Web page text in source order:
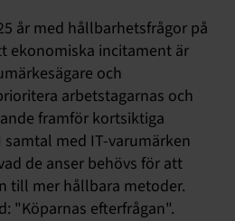
år med hållbarhetsfrågor på
ekonomiska incitament är
och
arbetstagarnas och
framför kortsiktiga
med IT-varumärken
de anser behövs för att
till mer hållbara metoder.
"Köparnas efterfrågan".